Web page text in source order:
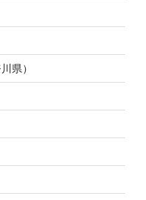
県）